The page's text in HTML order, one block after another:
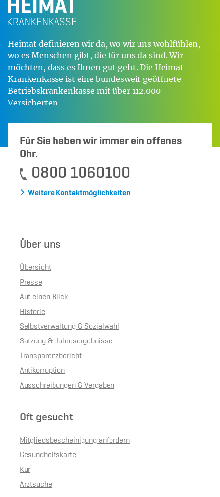
Heimat definieren wir da, wo wir uns wohlfühlen,
wo es Menschen gibt, die für uns da sind. Wir
möchten, dass es Ihnen gut geht. Die Heimat
Krankenkasse ist eine bundesweit geöffnete
Betriebskrankenkasse mit über 112.000
Versicherten.
Für Sie haben wir immer ein offenes
Ohr.
0800 1060100
Weitere Kontaktmöglichkeiten
Über uns
Übersicht
Presse
Auf einen Blick
Historie
Selbstverwaltung & Sozialwahl
Satzung & Jahresergebnisse
Transparenzbericht
Antikorruption
Ausschreibungen & Vergaben
Oft gesucht
Mitgliedsbescheinigung anfordern
Gesundheitskarte
Kur
Arztsuche